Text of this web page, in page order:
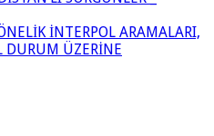
İNTERPOL ARAMALARI,
DURUM ÜZERİNE